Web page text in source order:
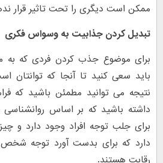
ممکن است دیگری را تحت تاثیر قرار
تبدیل کردن جذابیت به وسواس فکری
برای موضوع جذب کردن فردی که به ما
باید سعی کنید تا آنجا که
نتیجه می توانید مطمئن باشید که
داشته باشید که بر اساس
برای جلب توجه افراد وجود دارد و
دارد که برای بدست آورد توجه شخص
رقابت هستند.